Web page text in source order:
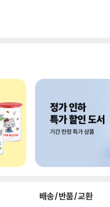
배송/반품/교환